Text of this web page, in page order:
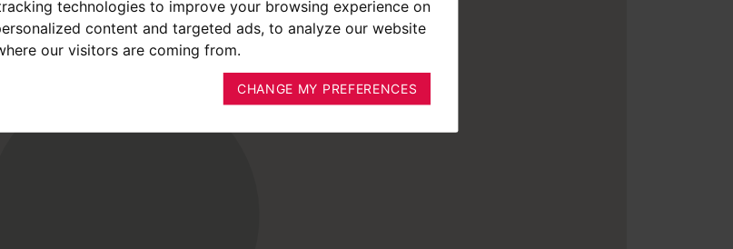
technologies to improve your browsing experience on
content and targeted ads, to analyze our website
our visitors are coming from.
CHANGE MY PREFERENCES